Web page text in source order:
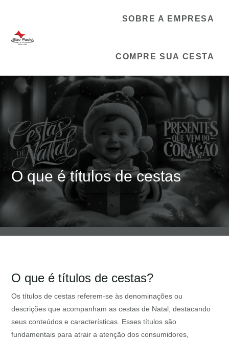
SOBRE A EMPRESA
COMPRE SUA CESTA
O que é títulos de cestas
O que é títulos de cestas?
Os títulos de cestas referem-se às denominações ou
descrições que acompanham as cestas de Natal, destacando
seus conteúdos e características. Esses títulos são
fundamentais para atrair a atenção dos consumidores,